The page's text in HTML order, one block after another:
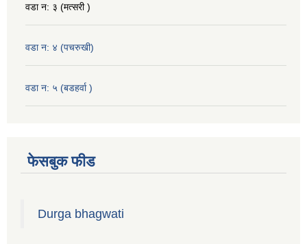
वडा न: ३ (मत्सरी )
वडा न: ४ (पचरुखी)
वडा न: ५ (बडहर्वा )
फेसबुक फीड
Durga bhagwati